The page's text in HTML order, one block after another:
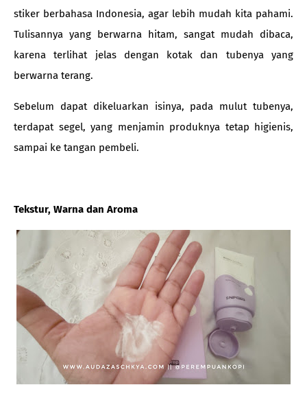
stiker berbahasa Indonesia, agar lebih mudah kita pahami.
Tulisannya yang berwarna hitam, sangat mudah dibaca,
karena terlihat jelas dengan kotak dan tubenya yang
berwarna terang.
Sebelum dapat dikeluarkan isinya, pada mulut tubenya,
terdapat segel, yang menjamin produknya tetap higienis,
sampai ke tangan pembeli.
Tekstur, Warna dan Aroma